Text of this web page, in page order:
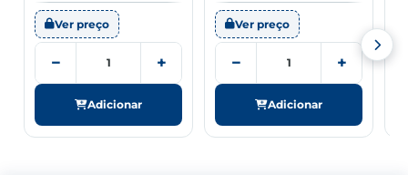
Ver preço
− +
Adicionar
Ver preço
− +
Adicionar